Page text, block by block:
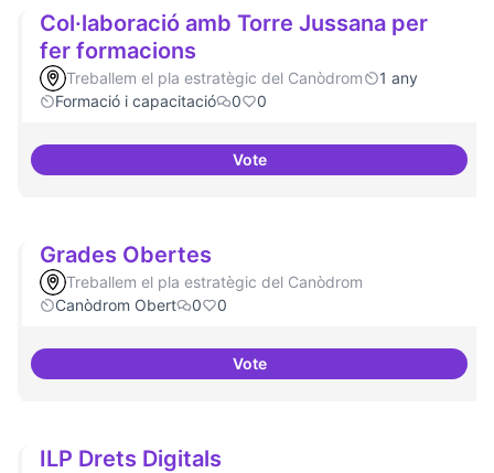
Col·laboració amb Torre Jussana per
fer formacions
Treballem el pla estratègic del Canòdrom
1 any
Formació i capacitació
0 0
VoteCol·laboració amb Torre
Grades Obertes
Treballem el pla estratègic del Canòdrom
Canòdrom Obert
0 0
VoteGrades Obertes
ILP Drets Digitals